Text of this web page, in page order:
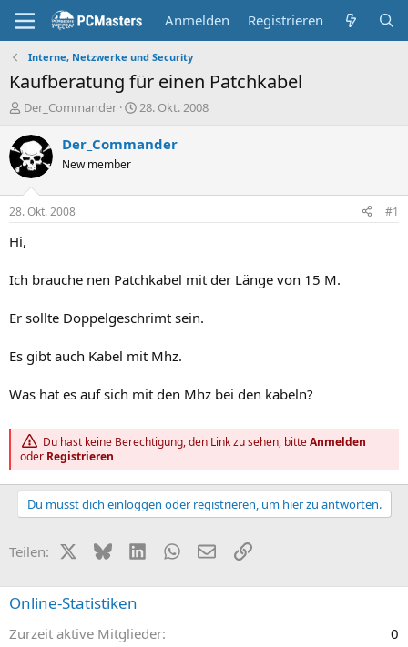
Anmelden Registrieren
Interne, Netzwerke und Security
Kaufberatung für einen Patchkabel
E
s
t
e
e
Der_Commander
E
s
t
28. Okt. 2008
Der_Commander
New member
28. Okt. 2008 #1
Hi,
Ich brauche nen Patchkabel mit der Länge von 15 M.
Er sollte Doppelgeschrimt sein.
Es gibt auch Kabel mit Mhz.
Was hat es auf sich mit den Mhz bei den kabeln?
Du hast keine Berechtigung, den Link zu sehen, bitteAnmelden
oder Registrieren
Du musst dich einloggen oder registrieren, um hier zu antworten.
Teilen: X (Twitter)
BlueskyLinkedInWhatsApp
E-MailLink
Online-Statistiken
Zurzeit aktive Mitglieder
0